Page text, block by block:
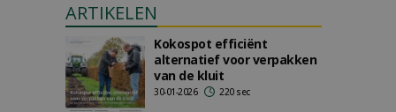
ARTIKELEN
Kokospot efficiënt
alternatief voor verpakken
van de kluit
30-01-2026 220 sec